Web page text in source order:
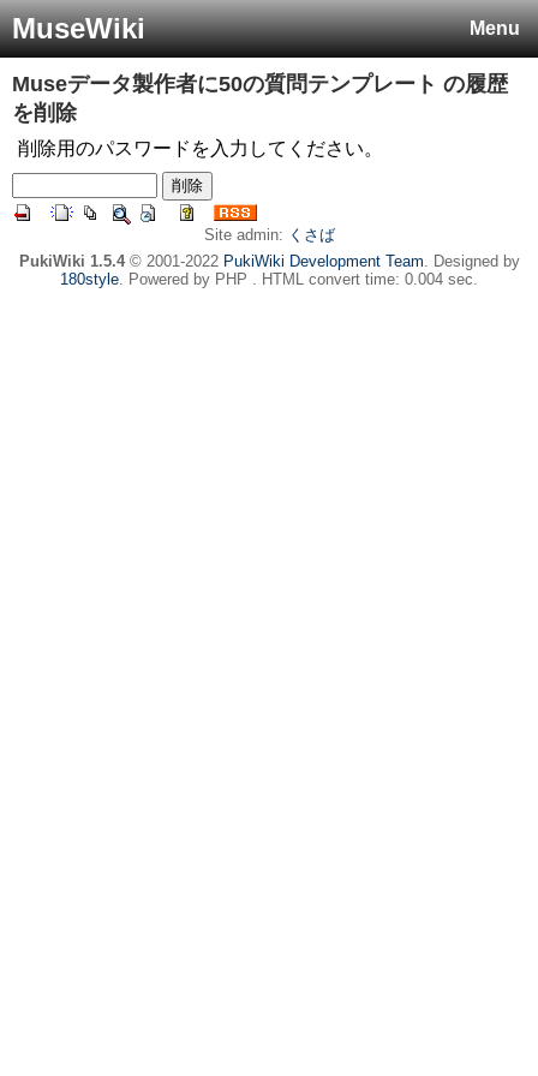
Menu
MuseWiki
Museデータ製作者に50の質問テンプレート の履歴
を削除
削除用のパスワードを入力してください。
Site admin: くさば
PukiWiki 1.5.4© 2001-2022 PukiWiki Development Team. Designed by
180style. Powered by PHP . HTML convert time: 0.004 sec.